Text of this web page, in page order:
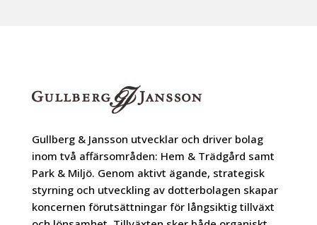
Gullberg & Jansson utvecklar och driver bolag
inom två affärsområden: Hem & Trädgård samt
Park & Miljö. Genom aktivt ägande, strategisk
styrning och utveckling av dotterbolagen skapar
koncernen förutsättningar för långsiktig tillväxt